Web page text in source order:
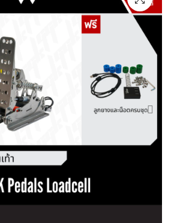
฿300.00–฿3,340.00
ตรงรุ่น เล่นกับ PC หรือ
PS4 PS5
1,690.00